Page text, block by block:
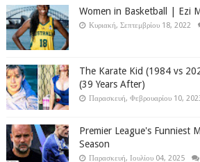
Women in Basketball | Ezi
Κυριακή, Σεπτεμβρίου 18, 2022
The Karate Kid (1984 vs
(39 Years After)
Παρασκευή, Φεβρουαρίου 10,
Premier League's Funniest
Season
Παρασκευή, Ιουλίου 04, 2025